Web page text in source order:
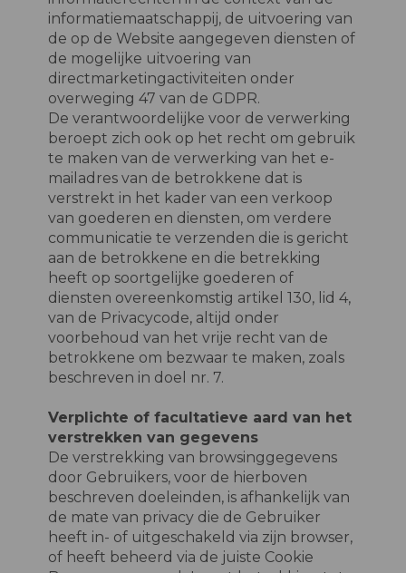
informatiemaatschappij, de uitvoering van
de op de Website aangegeven diensten of
de mogelijke uitvoering van
directmarketingactiviteiten onder
overweging 47 van de GDPR.
De verantwoordelijke voor de verwerking
beroept zich ook op het recht om gebruik
te maken van de verwerking van het e-
mailadres van de betrokkene dat is
verstrekt in het kader van een verkoop
van goederen en diensten, om verdere
communicatie te verzenden die is gericht
aan de betrokkene en die betrekking
heeft op soortgelijke goederen of
diensten overeenkomstig artikel 130, lid 4,
van de Privacycode, altijd onder
voorbehoud van het vrije recht van de
betrokkene om bezwaar te maken, zoals
beschreven in doel nr. 7.
Verplichte of facultatieve aard van het
verstrekken van gegevens
De verstrekking van browsinggegevens
door Gebruikers, voor de hierboven
beschreven doeleinden, is afhankelijk van
de mate van privacy die de Gebruiker
heeft in- of uitgeschakeld via zijn browser,
of heeft beheerd via de juiste Cookie